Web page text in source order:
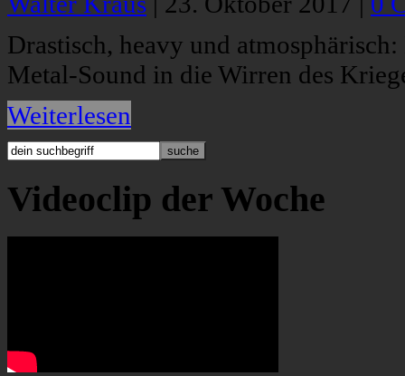
Drastisch, heavy und
Metal-Sound in die Wirren des
Weiterlesen
Videoclip der Woche